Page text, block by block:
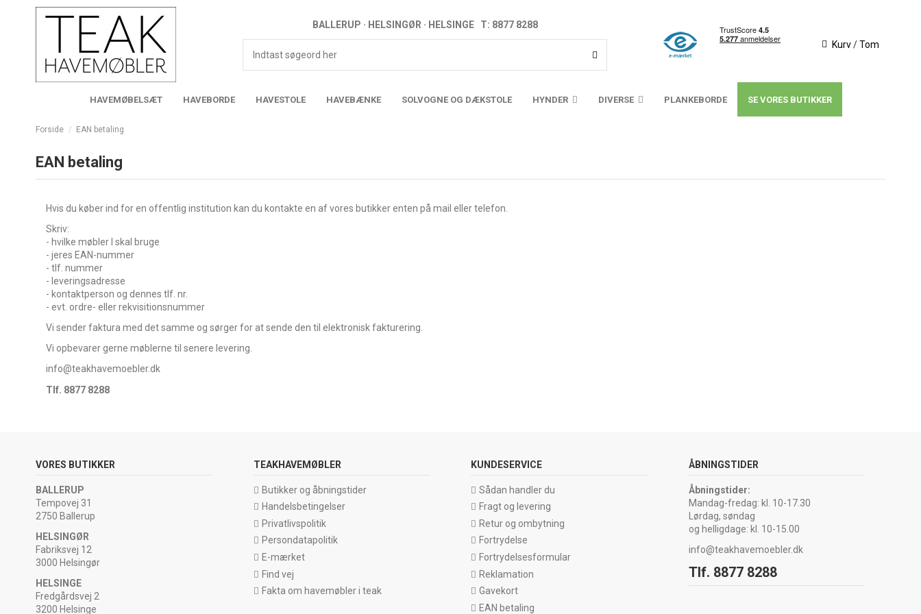
BALLERUP · HELSINGØR · HELSINGE T: 8877 8288
Kurv/Tom
HAVEMØBELSÆT HAVEBORDE HAVESTOLE HAVEBÆNKE SOLVOGNE OG DÆKSTOLE HYNDER DIVERSE PLANKEBORDE SE VORES BUTIKKER
Forside EAN betaling
EAN betaling
Hvis du køber ind for en offentlig institution kan du kontakte en af vores butikker enten på mail eller telefon.
Skriv:
- hvilke møbler I skal bruge
- jeres EAN-nummer
- tlf. nummer
- leveringsadresse
- kontaktperson og dennes tlf. nr.
- evt. ordre- eller rekvisitionsnummer
Vi sender faktura med det samme og sørger for at sende den til elektronisk fakturering.
Vi opbevarer gerne møblerne til senere levering.
info@teakhavemoebler.dk
Tlf. 8877 8288
VORES BUTIKKER
BALLERUP
Tempovej 31
2750 Ballerup
HELSINGØR
Fabriksvej 12
3000 Helsingør
HELSINGE
Fredgårdsvej 2
3200 Helsinge
TEAKHAVEMØBLER
Butikker og åbningstider
Handelsbetingelser
Privatlivspolitik
Persondatapolitik
E-mærket
Find vej
Fakta om havemøbler i teak
KUNDESERVICE
Sådan handler du
Fragt og levering
Retur og ombytning
Fortrydelse
Fortrydelsesformular
Reklamation
Gavekort
EAN betaling
ÅBNINGSTIDER
Åbningstider:
Mandag-fredag: kl. 10-17.30
Lørdag, søndag
og helligdage: kl. 10-15.00
info@teakhavemoebler.dk
Tlf. 8877 8288